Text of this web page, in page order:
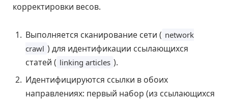
корректировки весов.
Выполняется сканирование сети ( network
crawl ) для идентификации ссылающихся
статей ( linking articles ).
Идентифицируются ссылки в обоих
направлениях: первый набор (из ссылающихся